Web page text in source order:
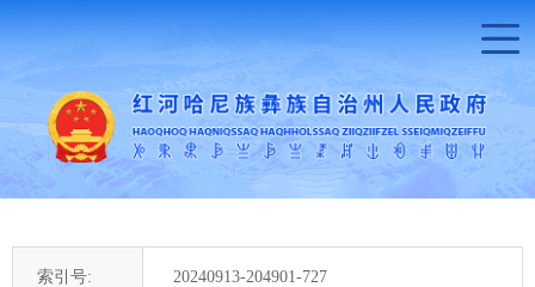
索引号: 20240913-204901-727